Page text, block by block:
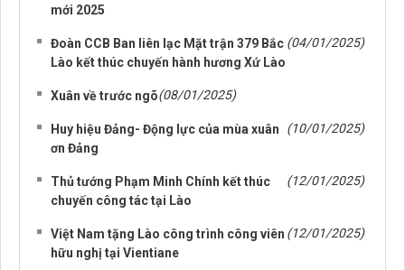
mới 2025
Đoàn CCB Ban liên lạc Mặt trận 379 Bắc
Lào kết thúc chuyến hành hương Xứ Lào
(04/01/2025)
Xuân về trước ngõ(08/01/2025)
Huy hiệu Đảng- Động lực của mùa xuân
ơn Đảng
(10/01/2025)
Thủ tướng Phạm Minh Chính kết thúc
chuyến công tác tại Lào
(12/01/2025)
Việt Nam tặng Lào công trình công viên
hữu nghị tại Vientiane
(12/01/2025)